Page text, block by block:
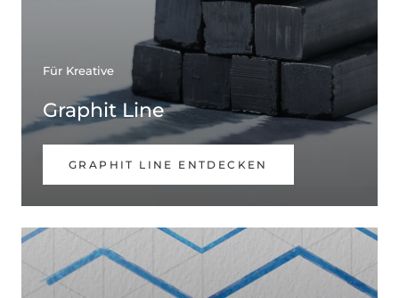
Für Kreative
Graphit Line
GRAPHIT LINE ENTDECKEN